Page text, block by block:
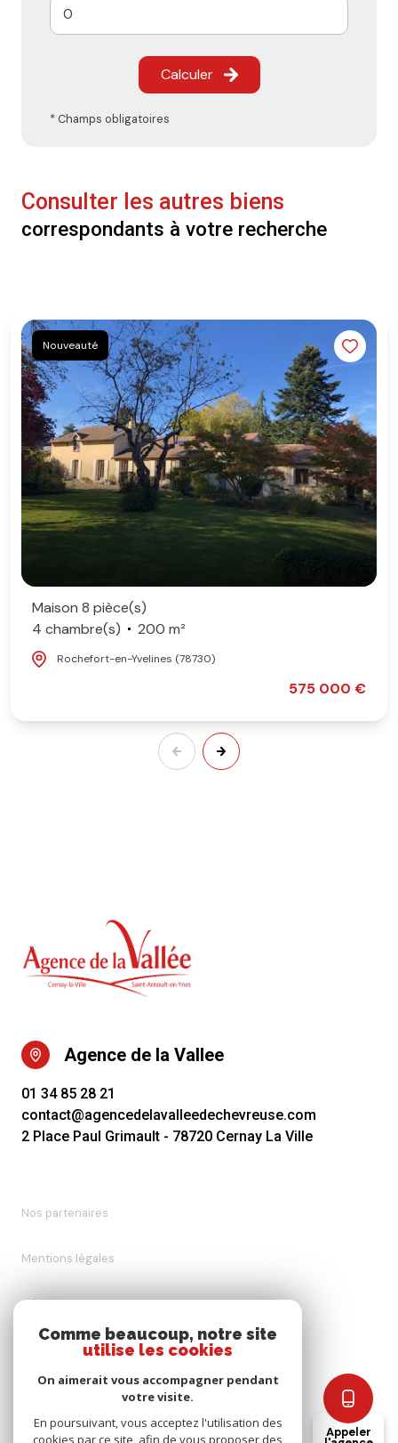
Appeler
Calculer
* Champs obligatoires
Consulter les autres biens
correspondants à votre recherche
Nouveauté
Maison 8 pièce(s)
4 chambre(s)
200 m²
Rochefort-en-Yvelines (78730)
575 000 €
Agence de la Vallee
01 34 85 28 21
contact@agencedelavalleedechevreuse.com
2 Place Paul Grimault - 78720 Cernay La Ville
Nos partenaires
Mentions légales
Admin
Nos honoraires
Cookies
Comme beaucoup, notre site
utilise les cookies
On aimerait vous accompagner pendant
votre visite.
En poursuivant, vous acceptez l'utilisation des
cookies par ce site, afin de vous proposer des